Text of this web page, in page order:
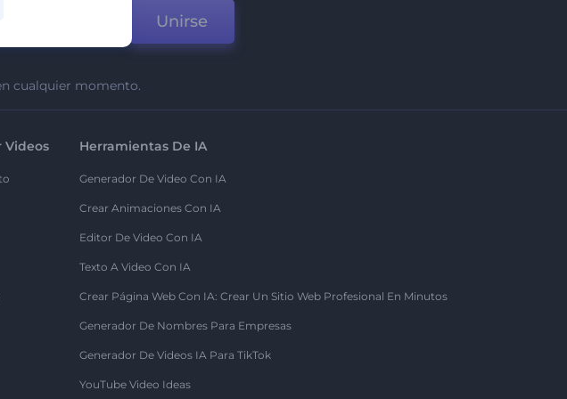
Unirse
cualquier momento.
Videos Herramientas De IA
Generador De Video Con IA
Crear Animaciones Con IA
Editor De Video Con IA
Texto A Video Con IA
Crear Página Web Con IA: Crear Un Sitio Web Profesional En Minutos
Generador De Nombres Para Empresas
Generador De Videos IA Para TikTok
YouTube Video Ideas